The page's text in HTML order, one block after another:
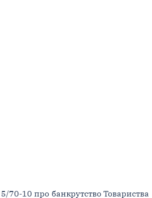
70-10 про банкрутство Товариства